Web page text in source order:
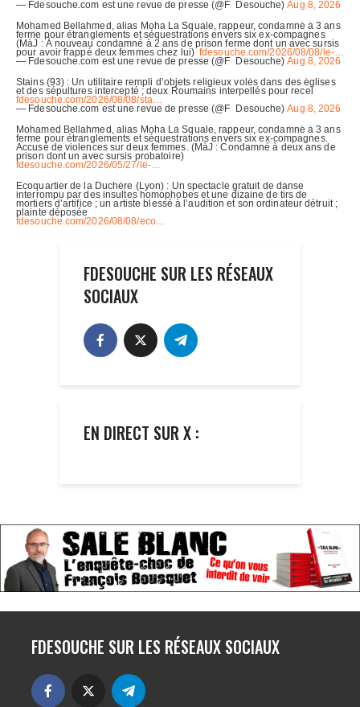
FDESOUCHE SUR LES RÉSEAUX
SOCIAUX
EN DIRECT SUR X :
FDESOUCHE SUR LES RÉSEAUX SOCIAUX